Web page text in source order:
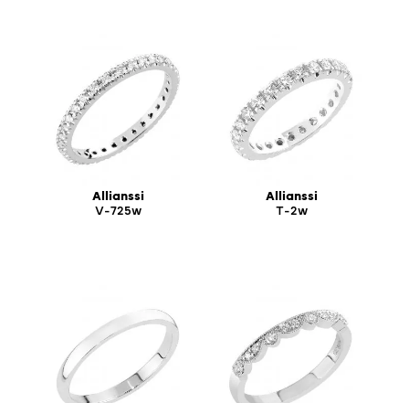
Allianssi
V-725w
Allianssi
T-2w